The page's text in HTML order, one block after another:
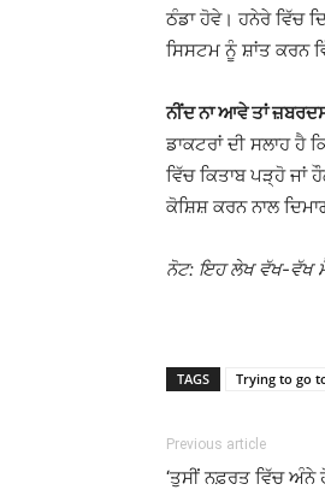
ਠੰਡਾ ਹੋਵੇ। ਹਨੇਰੇ ਵਿੱਚ
ਸਿਸਟਮ ਨੂੰ ਸ਼ਾਂਤ ਕਰਨ
ਨੀਂਦ ਨਾ ਆਵੇ ਤਾਂ
ਡਾਕਟਰਾਂ ਦੀ ਸਲਾਹ ਹੈ
ਵਿੱਚ ਕਿਤਾਬ ਪੜ੍ਹੋ ਜਾਂ
ਕੋਸ਼ਿਸ਼ ਕਰਨ ਨਾਲ
ਨੋਟ: ਇਹ ਲੇਖ ਵੱਖ-ਵੱਖ
TAGS Trying to go
Previous article
‘ਤੁਸੀਂ ਨਫ਼ਰਤ ਵਿੱਚ ਅੰਨੇ